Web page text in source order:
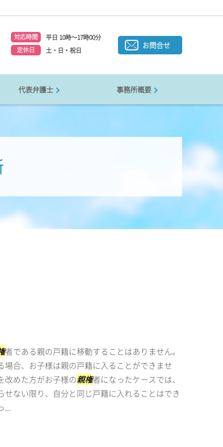
対応時間
平日 10時～17時00分
定休日
土・日・祝日
お問合せ
代表弁護士 事務所概要
者である親の戸籍に移動することはありません。
場合、お子様は親の戸籍に入ることができませ
改めた方がお子様の親権者になったケースでは、
せない限り、自分と同じ戸籍に入れることはでき
...